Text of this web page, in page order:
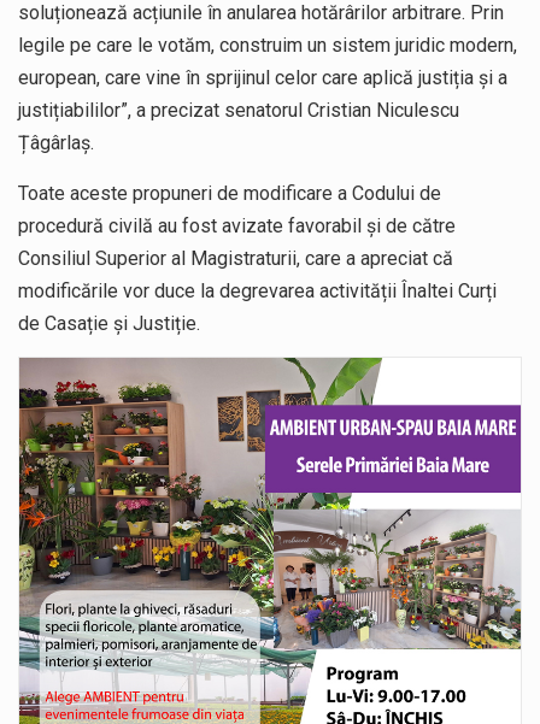
soluționează acțiunile în anularea hotărârilor arbitrare. Prin
legile pe care le votăm, construim un sistem juridic modern,
european, care vine în sprijinul celor care aplică justiția și a
justițiabililor”, a precizat senatorul Cristian Niculescu
Țâgârlaș.
Toate aceste propuneri de modificare a Codului de
procedură civilă au fost avizate favorabil și de către
Consiliul Superior al Magistraturii, care a apreciat că
modificările vor duce la degrevarea activității Înaltei Curți
de Casație și Justiție.